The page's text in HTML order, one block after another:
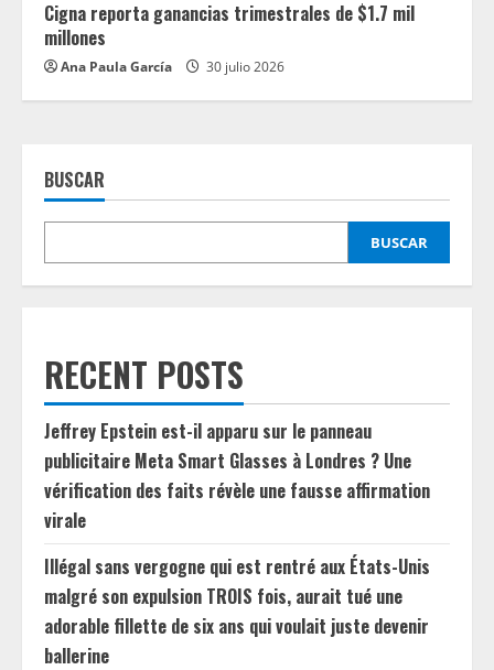
Cigna reporta ganancias trimestrales de $1.7 mil
millones
Ana Paula García 30 julio 2026
BUSCAR
BUSCAR
RECENT POSTS
Jeffrey Epstein est-il apparu sur le panneau
publicitaire Meta Smart Glasses à Londres ? Une
vérification des faits révèle une fausse affirmation
virale
Illégal sans vergogne qui est rentré aux États-Unis
malgré son expulsion TROIS fois, aurait tué une
adorable fillette de six ans qui voulait juste devenir
ballerine